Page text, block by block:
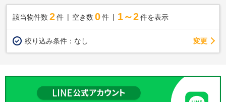
該当物件数 2件 空き数 0 件 1～2 件を表示
絞り込み条件： なし 変更